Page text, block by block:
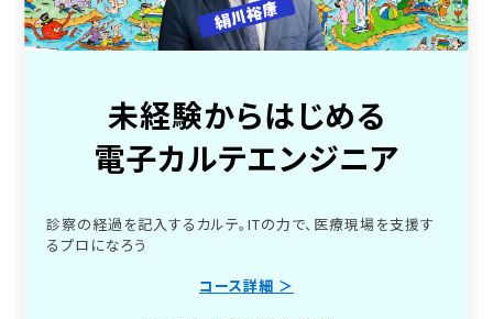
未経験からはじめる
電子カルテエンジニア
診察の経過を記入するカルテ。ITの力で、医療現場を支援す
るプロになろう
コース詳細 ＞